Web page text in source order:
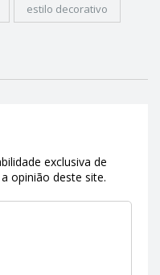
estilo decorativo
exclusiva de
opinião deste site.